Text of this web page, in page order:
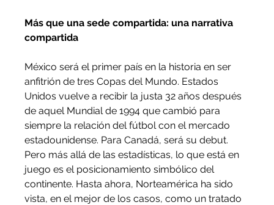
Más que una sede compartida: una narrativa
compartida
México será el primer país en la historia en ser
anfitrión de tres Copas del Mundo. Estados
Unidos vuelve a recibir la justa 32 años después
de aquel Mundial de 1994 que cambió para
siempre la relación del fútbol con el mercado
estadounidense. Para Canadá, será su debut.
Pero más allá de las estadísticas, lo que está en
juego es el posicionamiento simbólico del
continente. Hasta ahora, Norteamérica ha sido
vista, en el mejor de los casos, como un tratado